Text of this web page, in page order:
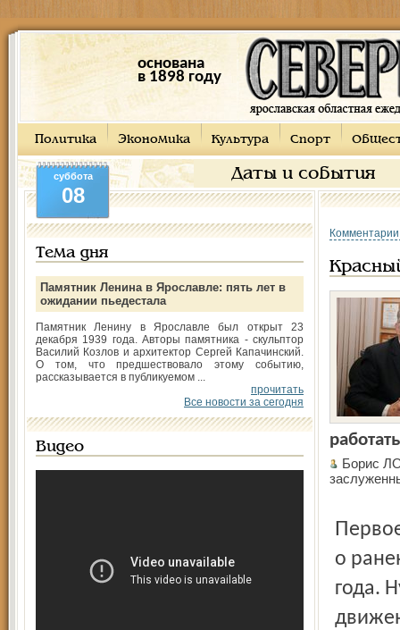
основана
в 1898 году
Политика Экономика Культура Спорт
Даты и события
суббота
08
Тема дня
Памятник Ленина в Ярославле: пять лет в
ожидании пьедестала
Памятник Ленину в Ярославле был открыт 23
декабря 1939 года. Авторы памятника - скульптор
Василий Козлов и архитектор Сергей Капачинский.
О том, что предшествовало этому событию,
рассказывается в публикуемом ...
прочитать
Все новости за сегодня
Видео
Борис
Первое упоминание о Ярославском обществе попечения
о
года.